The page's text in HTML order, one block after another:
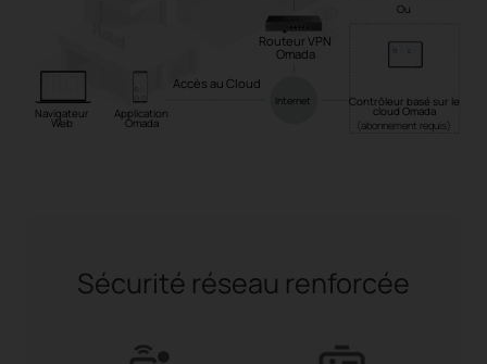
Routeur VPN
Omada
Accès au Cloud
Ou
Contrôleur basé sur le
cloud Omada
(abonnement requis)
Internet
Navigateur
Web
Application
Omada
Sécurité réseau renforcée